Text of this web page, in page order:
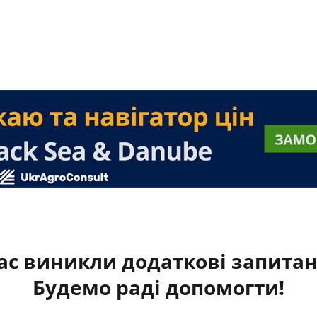
виникли додаткові
Будемо раді допомогти!